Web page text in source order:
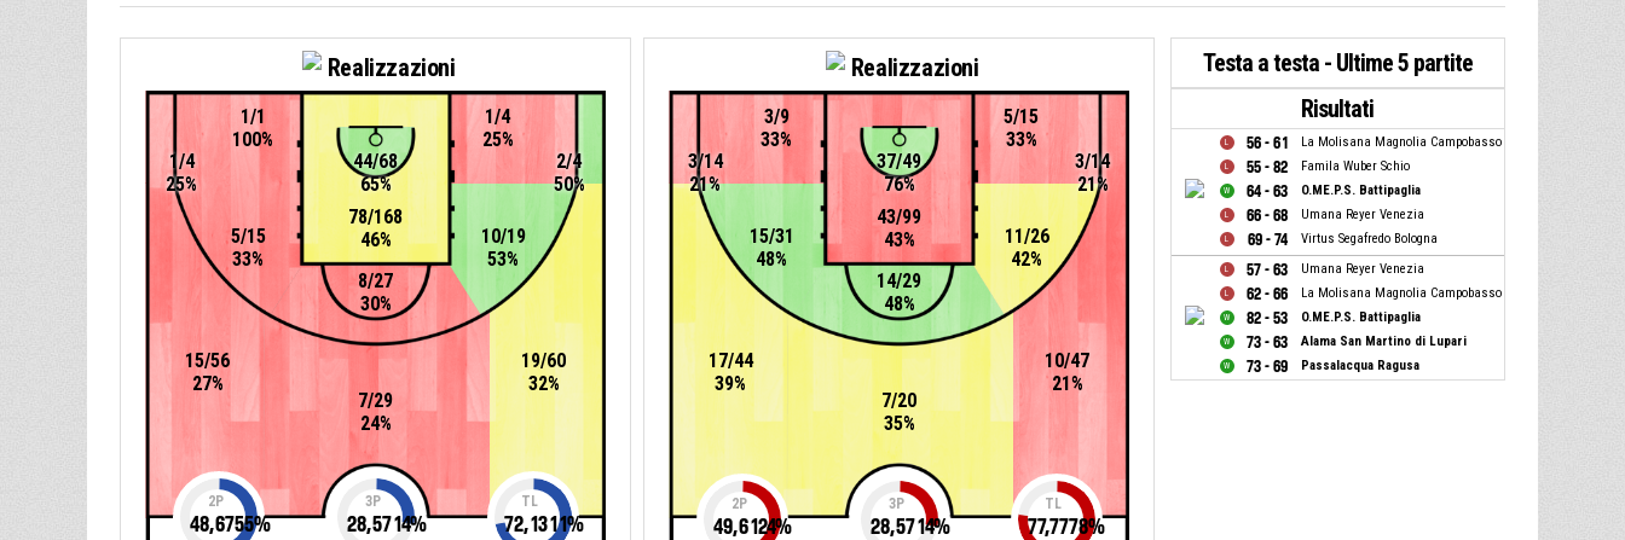
Realizzazioni
8/27
30%
5/15
33%
10/19
53%
1/4
25%
78/168
46%
44/68
65%
1/1
100%
7/29
24%
15/56
27%
1/4
25%
19/60
32%
2/4
50%
2P
48,6755%
3P
28,5714%
TL
72,1311%
Realizzazioni
14/29
48%
15/31
48%
3/9
33%
11/26
42%
5/15
33%
43/99
43%
37/49
76%
7/20
35%
17/44
39%
3/14
21%
10/47
21%
3/14
21%
2P
49,6124%
3P
28,5714%
TL
77,7778%
Testa a testa - Ultime 5 partite
Risultati
56 - 61 La Molisana Magnolia Campobasso
55 - 82 Famila Wuber Schio
64 - 63 O.ME.P.S. Battipaglia
66 - 68 Umana Reyer Venezia
69 - 74 Virtus Segafredo Bologna
57 - 63 Umana Reyer Venezia
62 - 66 La Molisana Magnolia Campobasso
82 - 53 O.ME.P.S. Battipaglia
73 - 63 Alama San Martino di Lupari
73 - 69 Passalacqua Ragusa